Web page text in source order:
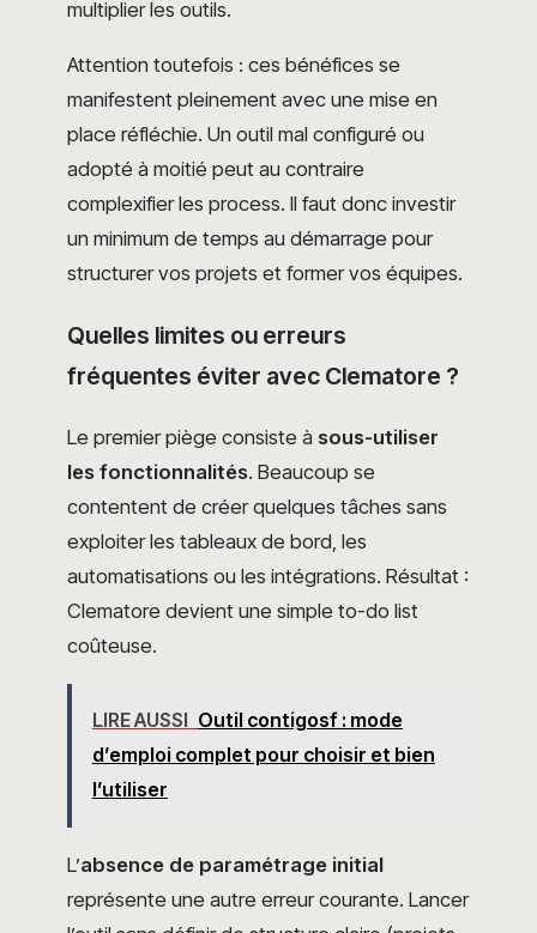
multiplier les outils.
Attention toutefois : ces bénéfices se
manifestent pleinement avec une mise en
place réfléchie. Un outil mal configuré ou
adopté à moitié peut au contraire
complexifier les process. Il faut donc investir
un minimum de temps au démarrage pour
structurer vos projets et former vos équipes.
Quelles limites ou erreurs
fréquentes éviter avec Clematore ?
Le premier piège consiste à sous-utiliser
les fonctionnalités. Beaucoup se
contentent de créer quelques tâches sans
exploiter les tableaux de bord, les
automatisations ou les intégrations. Résultat :
Clematore devient une simple to-do list
coûteuse.
LIRE AUSSI Outil contigosf : mode
d’emploi complet pour choisir et bien
l’utiliser
L’absence de paramétrage initial
représente une autre erreur courante. Lancer